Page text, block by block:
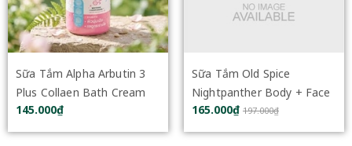
Sữa Tắm Alpha Arbutin 3
Plus Collaen Bath Cream
350ml
145.000₫
Sữa Tắm Old Spice
Nightpanther Body + Face
Wash 473ml
165.000₫ 197.000₫